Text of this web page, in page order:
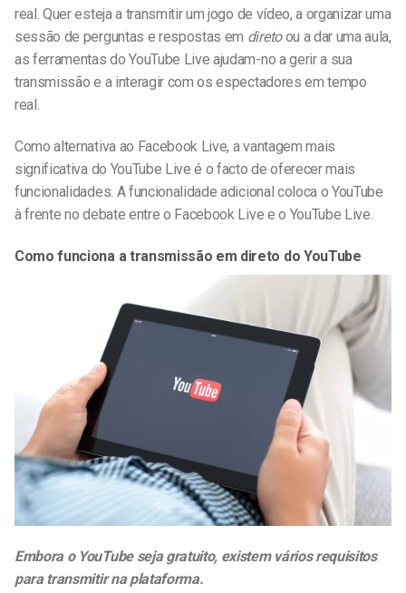
real. Quer esteja a transmitir um jogo de vídeo, a organizar uma
sessão de perguntas e respostas em diretoou a dar uma aula,
as ferramentas do YouTube Live ajudam-no a gerir a sua
transmissão e a interagir com os espectadores em tempo
real.
Como alternativa ao Facebook Live, a vantagem mais
significativa do YouTube Live é o facto de oferecer mais
funcionalidades. A funcionalidade adicional coloca o YouTube
à frente no debate entre o Facebook Live e o YouTube Live.
Como funciona a transmissão em direto do YouTube
Embora o YouTube seja gratuito, existem vários requisitos
para transmitir na plataforma.